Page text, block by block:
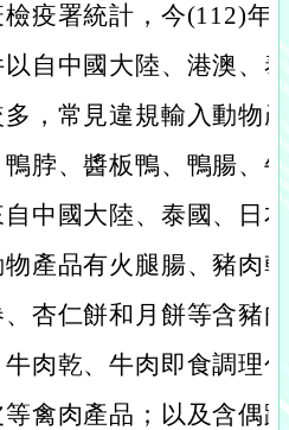
疫署統計，今(112)年
自中國大陸、港澳、
，常見違規輸入動物
脖、醬板鴨、鴨腸、
中國大陸、泰國、日
產品有火腿腸、豬肉
杏仁餅和月餅等含豬
肉乾、牛肉即食調理
禽肉產品；以及含偶